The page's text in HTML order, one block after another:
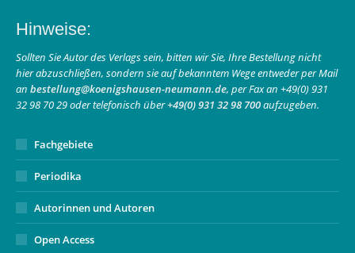
opens
in
new
window
opens
in
new
window
page
opens
in
new
window
Hinweise:
Sollten Sie Autor des Verlags sein, bitten wir Sie, Ihre Bestellung nicht
hier abzuschließen, sondern sie auf bekanntem Wege entweder per Mail
an bestellung@koenigshausen-neumann.de, per Fax an +49(0) 931
32 98 70 29 oder telefonisch über+49(0) 931 32 98 700aufzugeben.
Fachgebiete
Periodika
Autorinnen und Autoren
Open Access